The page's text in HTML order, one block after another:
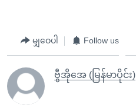
မျှဝေပါ Follow us
ဗွီအိုအေ (မြန်မာပိုင်း)